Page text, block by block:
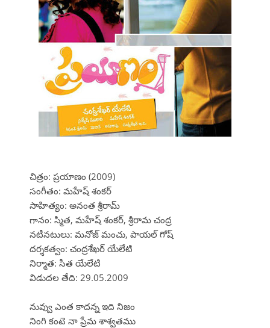
చిత్రం: ప్రయాణం (2009)
సంగీతం: మహేష్ శంకర్
సాహిత్యం: అనంత శ్రీరామ్
గానం: స్మిత, మహేష్ శంకర్, శ్రీరామ చంద్ర
నటీనటులు: మనోజ్ మంచు, పాయల్ గోష్
దర్శకత్వం: చంద్రశేఖర్ యేలేటి
నిర్మాత: సీత యేలేటి
విడుదల తేది: 29.05.2009
నువ్వు ఎంత కాదన్న ఇది నిజం
నింగి కంటె నా ప్రేమ శాశ్వతము